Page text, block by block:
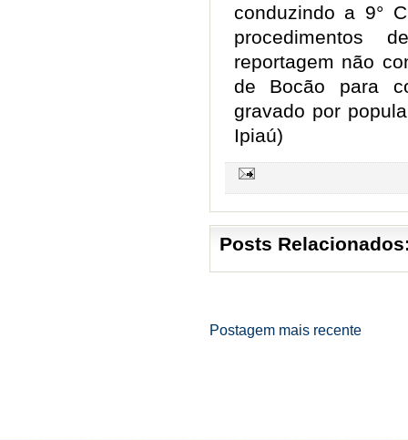
conduzindo a 9°
procedimentos
reportagem não
de Bocão para
gravado por
Ipiaú)
Posts
Postagem mais recente